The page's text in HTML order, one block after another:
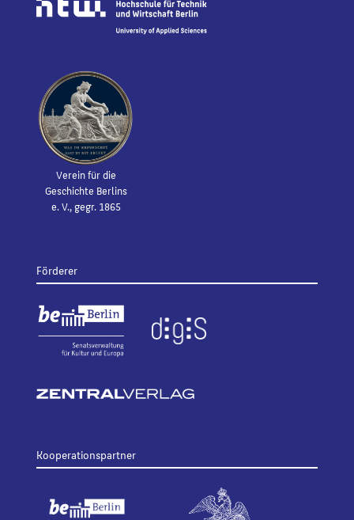
Verein für die
Geschichte Berlins
e. V., gegr. 1865
Förderer
Kooperationspartner